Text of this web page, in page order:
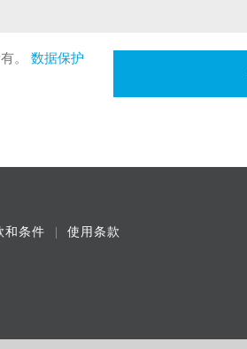
。 数据保护
和条件 使用条款